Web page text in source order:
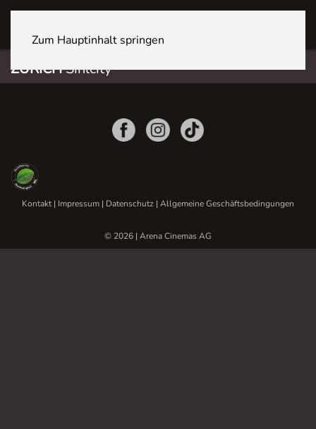
Zum Hauptinhalt springen
ZÜRICHSihlcity
Kontakt| Impressum | Datenschutz | Allgemeine Geschäftsbedingungen
© 2026 | Arena Cinemas AG